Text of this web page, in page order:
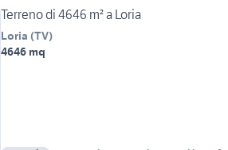
Terreno di 4646 m² a Loria
Loria (TV)
4646 mq